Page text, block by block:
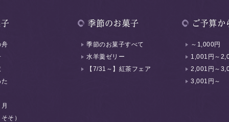
舟
そ）
季節のお菓子すべて
水羊羹ゼリー
【7/31～】紅茶フェア
～1,000円
1,001円～
2,001円～
3,001円～